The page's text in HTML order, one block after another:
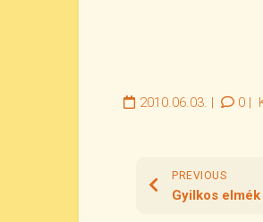
2010.06.03. | 0|
PREVIOUS